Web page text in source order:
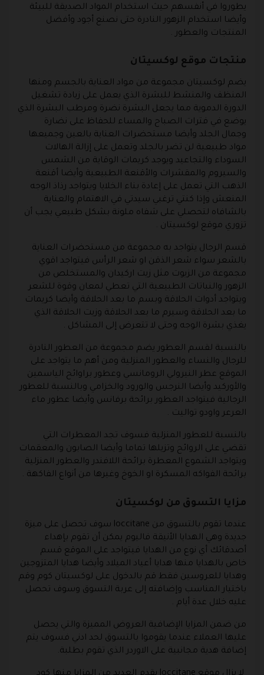
يطوروا في أنفسهم حيث استخدام المواد الصديقة للبيئة
وأيضا استخدام الزهور النادرة حتى نصنع أجود وأفضل
المنتجات والعطور .
منتجات موقع لوكسيتان
يضم لوكسيتان مجموعة من مواد العناية بالجسم ومنها
المنظف والمنشط للبشرة الذي يعمل على زيادة تشغيل
الدورة الدموية مما يجعل البشرة نضرة ومرطب البشرة الذي
يوضع في فترات الصباح والمساء للحفاظ على نضارة
وجمال الجلد وأيضا مستحضرات العناية بالعين وجميعها
مواد طبيعية لن تضر بالجلد وتعمل على إزالة الهالات
السوداء والتجاعيد ويوجد كريمات الوقاية من الشمس
والسيروم والمقشرات والأقنعة الطبيعية وأيضا أقنعة
الذهب التي تعمل على إعادة بناء الخلايا ويتواجد رذاذ الوجه
المنعش وإذا كنتي ترغبي سيدتي في الاهتمام والعناية
بالشافاه لتحصلي على شفاه ملونة بشكل طبيعي يجب أن
تزوري موقع لوكسيتان .
قسم الرجال يتواجد به مجموعة من مستحضرات العناية
بالشعر سواء شعر الذقن او شعر الرأس فيتواجد اقوي
مجموعة من الزيوت مثل زيت اركيدان والمستخلص من
الزهور والنباتات الطبيعية التي تعطي لمعان وقوة للشعر
ويتواجد أدوات الحلاقة وبسم ما بعد الحلاقة وأيضا كريمات
ما بعد الحلاقة وسيرم ما بعد الحلاقة وزيت الحلاقة الذي
يغذي بشرة الوجه وحتى لا تتعرض إلى المشاكل .
بالنسبة لقسم العطور يضم مجموعة من العطور النادرة
للرجال والنساء والعطور المنزلية ومن أهم ما يتواجد على
الموقع عطر النيرولي الرومانسي وعطور براوائح الياسمين
والأوركيد وأيضا النرجس والورود والخزامي وبالنسبة للعطور
الرجالية فيتواجد العطور برائحة برفانس وأيضا عطور ماء
العرعر واودو تواليت .
بالنسبة للعطور المنزلية فسوف تجد المعطرات التي
تقضي على الروائح وتزيلها تماما وأيضا الصابون والمعقمات
ويتواجد الشموع المعطرة برائحة اللافندر والعطور المنزلية
برائحة الفواكه المسكرة او الخوخ وغيرها من أنواع الفاكهة .
مزايا التسوق من لوكسيتان
عندما تقوم بالتسوق من loccitane سوف تحصل على ميزة
جديدة وهي الهدايا الأنيقة فاليوم يمكن أن تقوم بإهداء
أصدقائك أي نوع من الهدايا فيتواجد على الموقع قسم
خاص بالهدايا منها هدايا أعياد الميلاد وأيضا هدايا المتزوجين
وهدايا للعروسين فقط قم بالدخول على لوكسيتان كوم وقم
باختيار المناسب وإضافته إلى عربة التسوق وسوف تحصل
عليه خلال عدة أيام .
من ضمن المزايا الإضافية العروض المميزة والتي يحصل
عليها العملاء عندما يقوموا بالتسوق لحد ادني فسوف يتم
إضافة هدية مجانبية على الاوردر الذي تقوم بطلبة.